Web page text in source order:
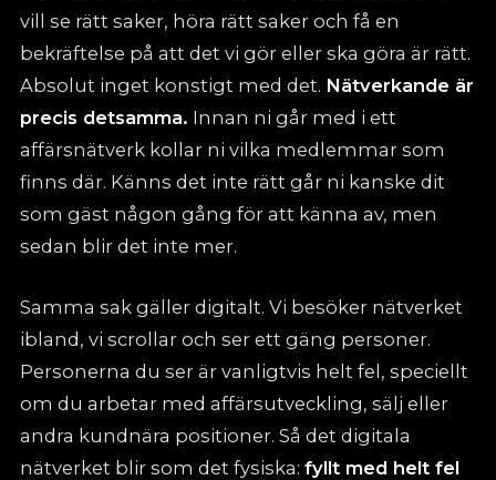
vill se rätt saker, höra rätt saker och få en
bekräftelse på att det vi gör eller ska göra är rätt.
Absolut inget konstigt med det. Nätverkande är
precis detsamma. Innan ni går med i ett
affärsnätverk kollar ni vilka medlemmar som
finns där. Känns det inte rätt går ni kanske dit
som gäst någon gång för att känna av, men
sedan blir det inte mer.
Samma sak gäller digitalt. Vi besöker nätverket
ibland, vi scrollar och ser ett gäng personer.
Personerna du ser är vanligtvis helt fel, speciellt
om du arbetar med affärsutveckling, sälj eller
andra kundnära positioner. Så det digitala
nätverket blir som det fysiska: fyllt med helt fel